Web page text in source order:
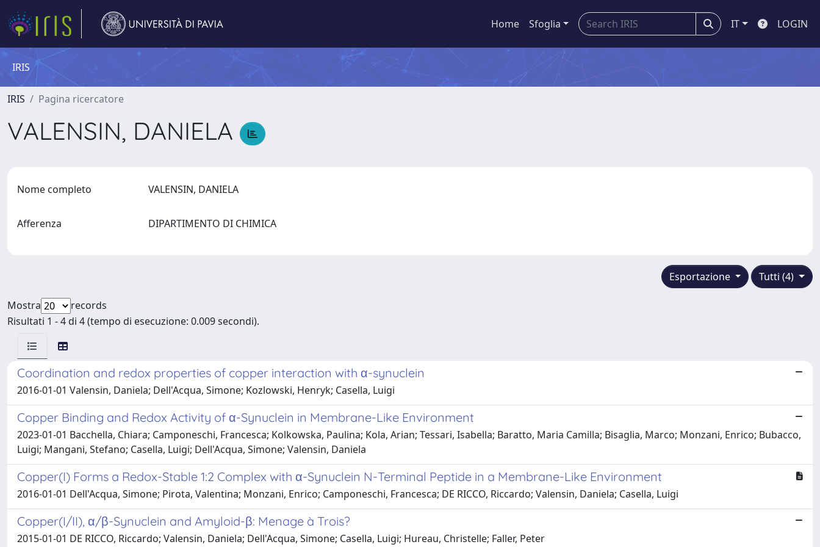
Home Sfoglia IT LOGIN
IRIS
IRIS Pagina ricercatore
VALENSIN, DANIELA
Nome completo VALENSIN, DANIELA
Afferenza DIPARTIMENTO DI CHIMICA
Tutti (4)
Esportazione
Mostra
records
Risultati 1 - 4 di 4 (tempo di esecuzione: 0.009 secondi).
Coordination and redox properties of copper interaction with α-synuclein
2016-01-01 Valensin, Daniela; Dell'Acqua, Simone; Kozlowski, Henryk; Casella, Luigi
Copper Binding and Redox Activity of α-Synuclein in Membrane-Like Environment
2023-01-01 Bacchella, Chiara; Camponeschi, Francesca; Kolkowska, Paulina; Kola, Arian; Tessari, Isabella; Baratto, Maria Camilla; Bisaglia, Marco; Monzani, Enrico; Bubacco,
Luigi; Mangani, Stefano; Casella, Luigi; Dell'Acqua, Simone; Valensin, Daniela
Copper(I) Forms a Redox-Stable 1:2 Complex with α-Synuclein N-Terminal Peptide in a Membrane-Like Environment
2016-01-01 Dell'Acqua, Simone; Pirota, Valentina; Monzani, Enrico; Camponeschi, Francesca; DE RICCO, Riccardo; Valensin, Daniela; Casella, Luigi
Copper(I/II), α/β-Synuclein and Amyloid-β: Menage à Trois?
2015-01-01 DE RICCO, Riccardo; Valensin, Daniela; Dell'Acqua, Simone; Casella, Luigi; Hureau, Christelle; Faller, Peter